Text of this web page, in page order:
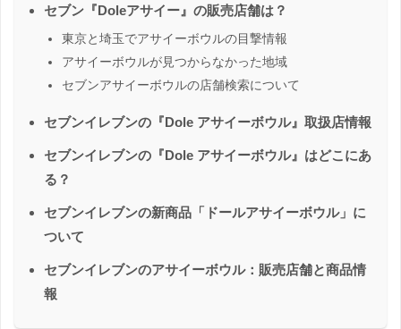
セブン『Doleアサイー』の販売店舗は？
東京と埼玉でアサイーボウルの目撃情報
アサイーボウルが見つからなかった地域
セブンアサイーボウルの店舗検索について
セブンイレブンの『Dole アサイーボウル』取扱店情報
セブンイレブンの『Dole アサイーボウル』はどこにあ
る？
セブンイレブンの新商品「ドールアサイーボウル」に
ついて
セブンイレブンのアサイーボウル：販売店舗と商品情
報